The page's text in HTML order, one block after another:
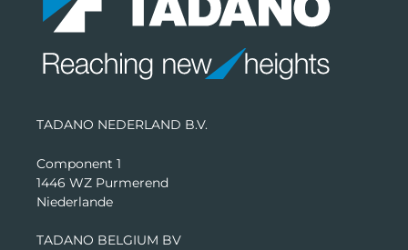
TADANO NEDERLAND B.V.
Component 1
1446 WZ Purmerend
Niederlande
TADANO BELGIUM BV